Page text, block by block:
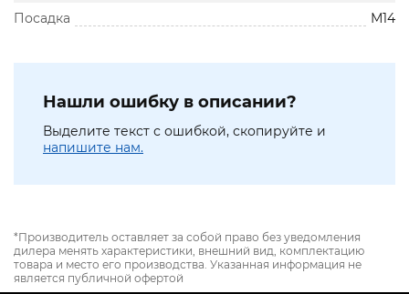
Посадка
М14
Нашли ошибку в описании?
Выделите текст с ошибкой, скопируйте и
напишите нам.
*Производитель оставляет за собой право без уведомления
дилера менять характеристики, внешний вид, комплектацию
товара и место его производства. Указанная информация не
является публичной офертой